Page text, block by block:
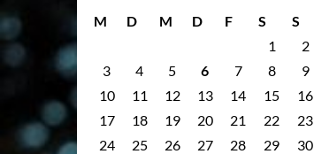
M
D M D F S
S
1
2
3
4 5 6 7 8
9
10
11 12 13 14 15
16
17
18 19 20 21 22
23
24
25 26 27 28 29
30